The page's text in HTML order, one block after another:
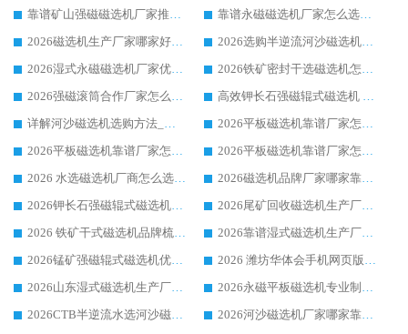
靠谱矿山强磁磁选机厂家推荐 2026客户真实使用心得分享
靠谱永磁磁选机厂家怎么选?福建客户真实体验分享华体会手机网页版-华体会(中国) 品牌
2026磁选机生产厂家哪家好?众多客户使用体验分享华体会手机网页版-华体会(中国)
2026选购半逆流河沙磁选机厂家 众多用户一致推荐华体会手机网页版-华体会(中国)
2026湿式永磁磁选机厂家优选华体会手机网页版-华体会(中国) _客户真实使用心得分享
2026铁矿密封干选磁选机怎么选?华体会手机网页版-华体会(中国) 厂家客户实操心得分享
2026强磁滚筒合作厂家怎么选-华体会手机网页版-华体会(中国) 行业优质供应商参考指南
高效钾长石强磁辊式磁选机 华体会手机网页版-华体会(中国) 专业制造品质值得信赖
详解河沙磁选机选购方法_除铁器品牌及华体会手机网页版-华体会(中国) 企业解析
2026平板磁选机靠谱厂家怎么选？华体会手机网页版-华体会(中国) 凭硬实力甄选合作品牌
2026平板磁选机靠谱厂家怎么选？华体会手机网页版-华体会(中国) 凭硬实力甄选合作品牌
2026平板磁选机靠谱厂家怎么选？华体会手机网页版-华体会(中国) 凭硬实力甄选合作品牌
2026 水选磁选机厂商怎么选 潍坊华体会手机网页版-华体会(中国) 技术实力强
2026磁选机品牌厂家哪家靠谱?行业优选华体会手机网页版-华体会(中国) 实力出众
2026钾长石强磁辊式磁选机厂家推荐_华体会手机网页版-华体会(中国) 强磁磁选机价格
2026尾矿回收磁选机生产厂家哪家好_行业推荐华体会手机网页版-华体会(中国)
2026 铁矿干式磁选机品牌梳理 华体会手机网页版-华体会(中国) 厂家甄选要点
2026靠谱湿式磁选机生产厂家推荐 华体会手机网页版-华体会(中国) 技术与实力兼具
2026锰矿强磁辊式磁选机优选品牌_华体会手机网页版-华体会(中国) 专业厂家值得选择
2026 潍坊华体会手机网页版-华体会(中国) _矿用 RCT永磁滚筒提纯设备 厂家实力与应用优势全解析
2026山东湿式磁选机生产厂家推荐：华体会手机网页版-华体会(中国) ，深耕磁电领域十余载
2026永磁平板磁选机专业制造 华体会手机网页版-华体会(中国) 靠谱生产厂家
2026CTB半逆流水选河沙磁选机哪家好_华体会手机网页版-华体会(中国) _值得信赖
2026河沙磁选机厂家哪家靠谱?华体会手机网页版-华体会(中国) 优质河沙磁选机厂家推荐